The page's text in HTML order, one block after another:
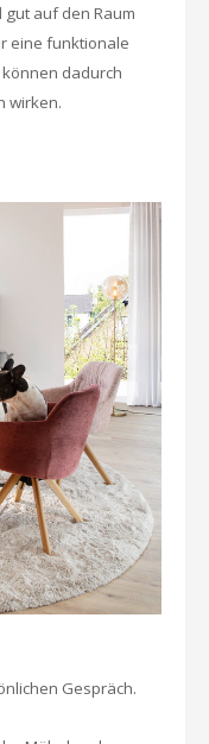
auf den Raum
eine funktionale
dadurch
wirken.
Gespräch.